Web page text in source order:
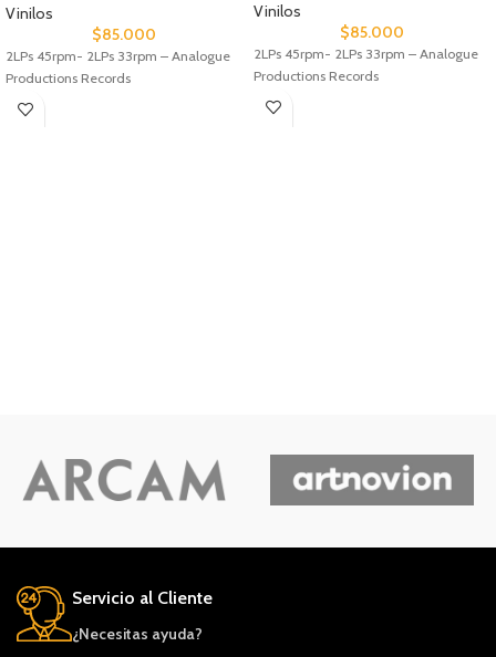
Vinilos
$85.000
2LPs 45rpm- 2LPs 33rpm – Analogue
Productions Records
Vinilos
$85.000
2LPs 45rpm- 2LPs 33rpm – Analogue
Productions Records
Servicio al Cliente
¿Necesitas ayuda?